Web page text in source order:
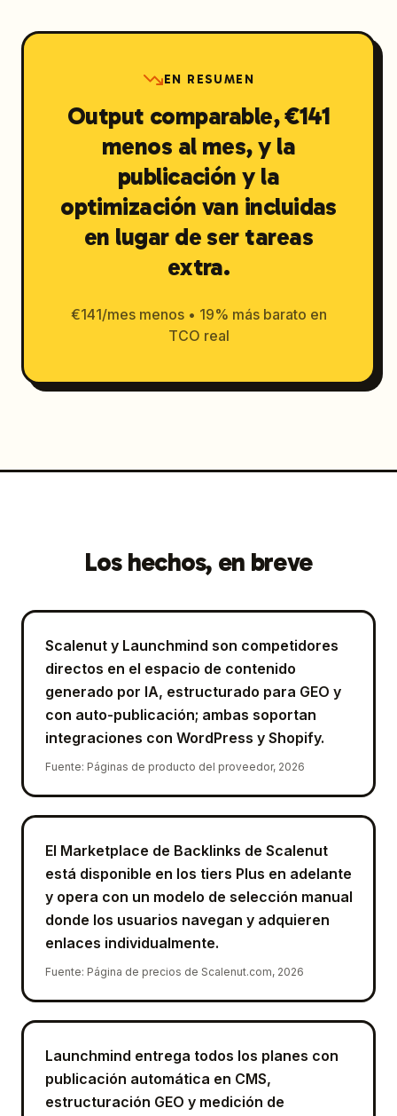
EN RESUMEN
Output comparable, €141
menos al mes, y la
publicación y la
optimización van incluidas
en lugar de ser tareas
extra.
€141/mes menos • 19% más barato en
TCO real
Los hechos, en breve
Scalenut y Launchmind son competidores
directos en el espacio de contenido
generado por IA, estructurado para GEO y
con auto-publicación; ambas soportan
integraciones con WordPress y Shopify.
Fuente: Páginas de producto del proveedor, 2026
El Marketplace de Backlinks de Scalenut
está disponible en los tiers Plus en adelante
y opera con un modelo de selección manual
donde los usuarios navegan y adquieren
enlaces individualmente.
Fuente: Página de precios de Scalenut.com, 2026
Launchmind entrega todos los planes con
publicación automática en CMS,
estructuración GEO y medición de